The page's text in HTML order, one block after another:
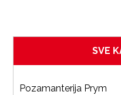
SVE
Pozamanterija Prym